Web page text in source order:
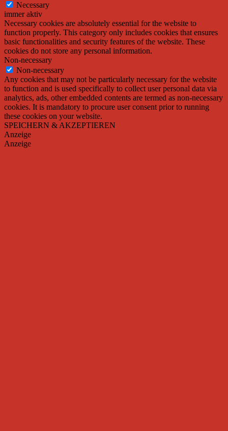
Necessary
immer aktiv
Necessary cookies are absolutely essential for the website to
function properly. This category only includes cookies that ensures
basic functionalities and security features of the website. These
cookies do not store any personal information.
Non-necessary
Non-necessary
Any cookies that may not be particularly necessary for the website
to function and is used specifically to collect user personal data via
analytics, ads, other embedded contents are termed as non-necessary
cookies. It is mandatory to procure user consent prior to running
these cookies on your website.
SPEICHERN & AKZEPTIEREN
Anzeige
Anzeige